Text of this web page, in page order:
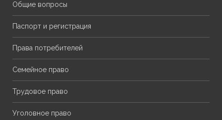
Общие вопросы
Паспорт и регистрация
Права потребителей
Семейное право
Трудовое право
Уголовное право